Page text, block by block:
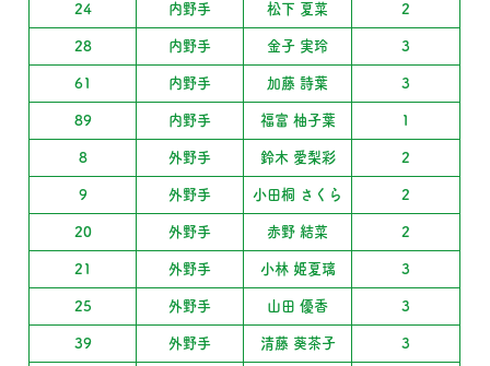
24 内野手 松下 夏菜 2
28 内野手 金子 実玲 3
61 内野手 加藤 詩葉 3
89 内野手 福富 柚子葉 1
8 外野手 鈴木 愛梨彩 2
9 外野手 小田桐 さくら 2
20 外野手 赤野 結菜 2
21 外野手 小林 姫夏璃 3
25 外野手 山田 優香 3
39 外野手 清藤 葵茶子 3